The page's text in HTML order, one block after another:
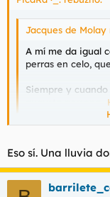
Jacques de Molay
A mí me da igual
perras en celo,
Siempre y
marcarte con orin
Eso sí. Una lluvia